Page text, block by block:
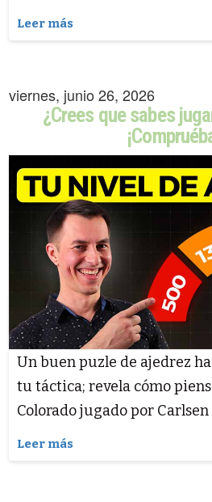
Leer más
viernes, junio 26, 2026
¿Crees que sabes
Un buen puzle de ajedrez
tu táctica; revela cómo
Colorado jugado por
Leer más